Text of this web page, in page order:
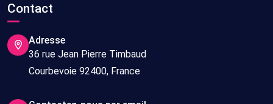
Contact
Adresse
36 rue Jean Pierre Timbaud
Courbevoie 92400, France